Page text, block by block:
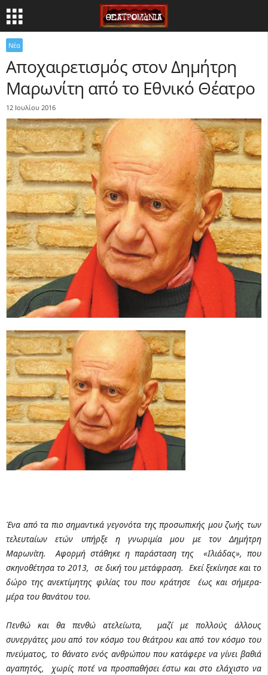
Νέα
Αποχαιρετισμός στον Δημήτρη
Μαρωνίτη από το Εθνικό Θέατρο
12 Ιουλίου 2016
Ένα από τα πιο σημαντικά γεγονότα της προσωπικής μου ζωής των
τελευταίων ετών υπήρξε η γνωριμία μου με τον Δημήτρη
Μαρωνίτη. Αφορμή στάθηκε η παράσταση της «Ιλιάδας», που
σκηνοθέτησα το 2013, σε δική του μετάφραση. Εκεί ξεκίνησε και το
δώρο της ανεκτίμητης φιλίας του που κράτησε έως και σήμερα-
μέρα του θανάτου του.
Πενθώ και θα πενθώ ατελείωτα, μαζί με πολλούς άλλους
συνεργάτες μου από τον κόσμο του θεάτρου και από τον κόσμο του
πνεύματος, το θάνατο ενός ανθρώπου που κατάφερε να γίνει βαθιά
αγαπητός, χωρίς ποτέ να προσπαθήσει έστω και στο ελάχιστο να